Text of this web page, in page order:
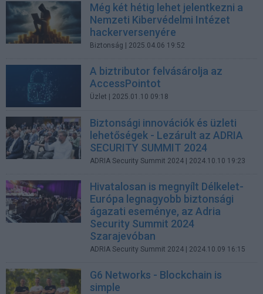
Még két hétig lehet jelentkezni a
Nemzeti Kibervédelmi Intézet
hackerversenyére
Biztonság | 2025.04.06 19:52
A biztributor felvásárolja az
AccessPointot
Üzlet | 2025.01.10 09:18
Biztonsági innovációk és üzleti
lehetőségek - Lezárult az ADRIA
SECURITY SUMMIT 2024
ADRIA Security Summit 2024 | 2024.10.10 19:23
Hivatalosan is megnyílt Délkelet-
Európa legnagyobb biztonsági
ágazati eseménye, az Adria
Security Summit 2024
Szarajevóban
ADRIA Security Summit 2024 | 2024.10.09 16:15
G6 Networks - Blockchain is
simple